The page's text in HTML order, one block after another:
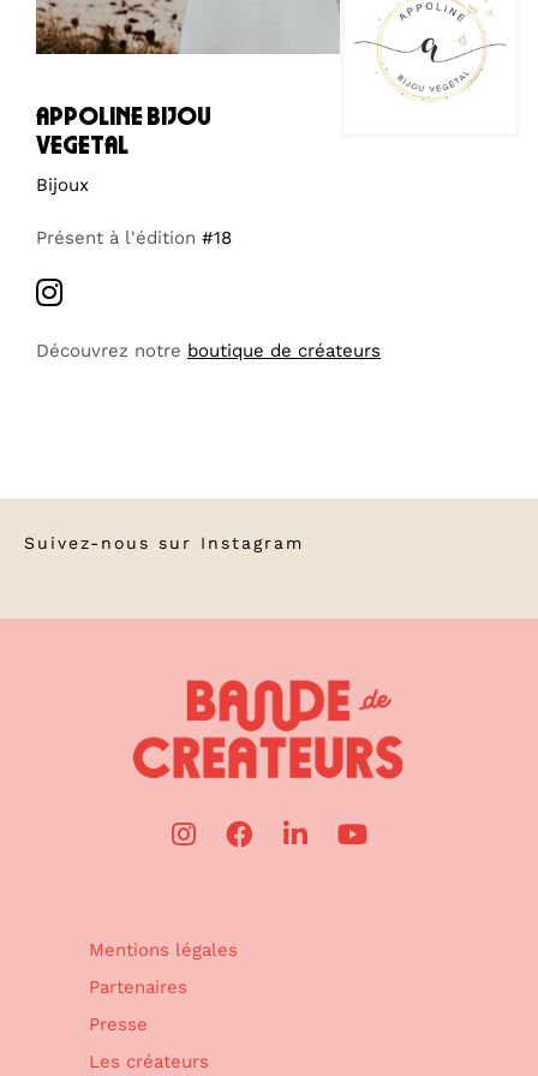
appoline bijou
vegetal
Bijoux
Présent à l'édition #18
Découvrez notre boutique de créateurs
Suivez-nous sur Instagram
Mentions légales
Partenaires
Presse
Les créateurs